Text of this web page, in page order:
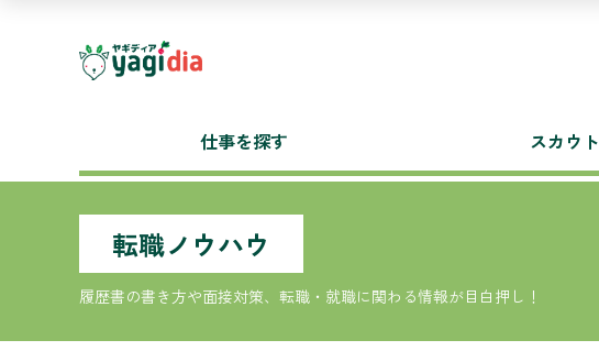
仕事を探す スカウト
転職ノウハウ
履歴書の書き方や面接対策、転職・就職に関わる情報が目白押し！